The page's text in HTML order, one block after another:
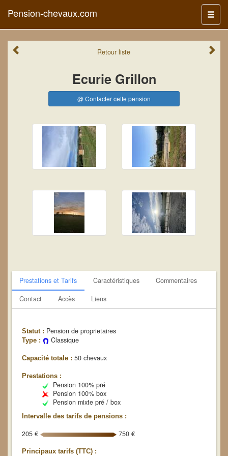
Menu
Pension-chevaux.com
Retourliste
Ecurie Grillon
@ Contacter cette pension
Prestations et Tarifs Caractéristiques
Commentaires
Contact
Accès Liens
Statut : Pension de proprietaires
Type : Classique
Capacité totale : 50 chevaux
Prestations :
Pension 100% pré
Pension 100% box
Pension mixte pré / box
Intervalle des tarifs de pensions :
205 € 750 €
Principaux tarifs (TTC) :